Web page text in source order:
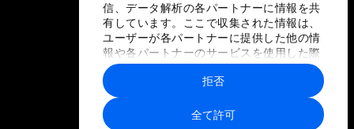
信、データ解析の各パートナーに情報を共
有しています。ここで収集された情報は、
ユーザーが各パートナーに提供した他の情
報や各パートナーのサービスを使用した際
に収集された情報と組み合わされ、各パー
トナーによって使用されることがありま
す。
全て許可
拒否
プライバシーポリシーと利用規約
サイトマップ